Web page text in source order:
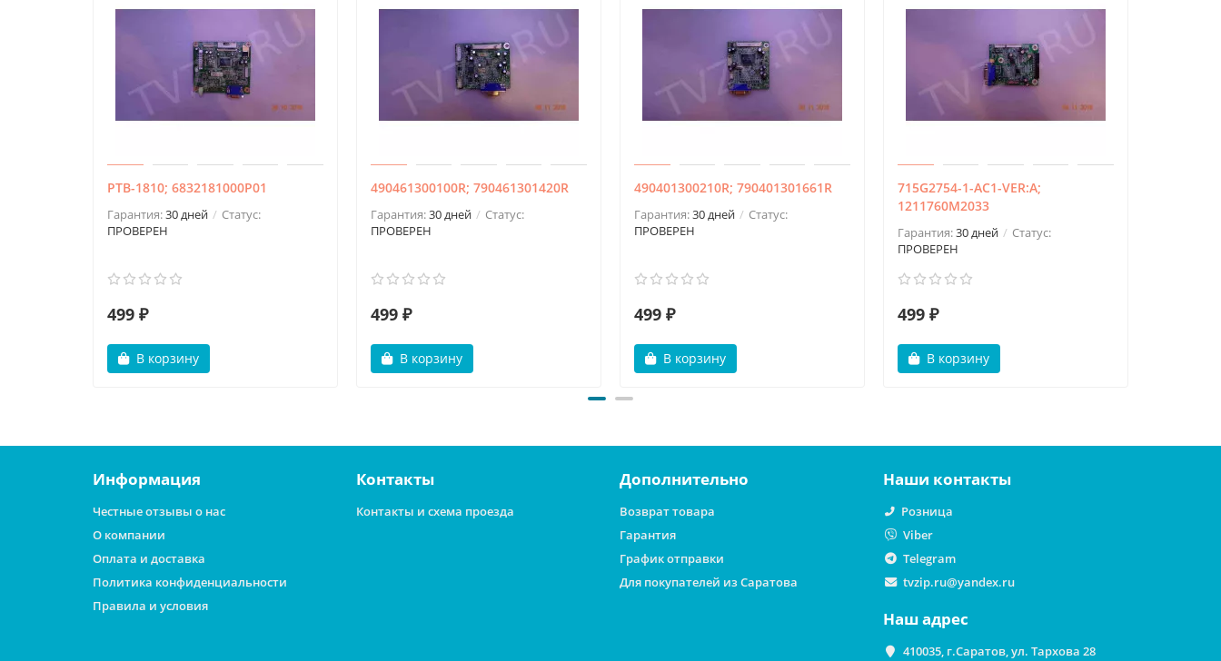
PTB-1810; 6832181000P01
Гарантия:30 дней
Статус:
ПРОВЕРЕН
499 ₽
В корзину
490461300100R; 790461301420R
Гарантия:30 дней
Статус:
ПРОВЕРЕН
499 ₽
В корзину
490401300210R; 790401301661R
Гарантия:30 дней
Статус:
ПРОВЕРЕН
499 ₽
В корзину
715G2754-1-AC1-VER:A;
1211760M2033
Гарантия:30 дней
Статус:
ПРОВЕРЕН
499 ₽
В корзину
Информация
Честные отзывы о нас
О компании
Оплата и доставка
Политика конфиденциальности
Правила и условия
Контакты
Контакты и схема проезда
Дополнительно
Возврат товара
Гарантия
График отправки
Для покупателей из Саратова
Наши контакты
Розница
Viber
Telegram
tvzip.ru@yandex.ru
Наш адрес
410035, г.Саратов, ул. Тархова 28